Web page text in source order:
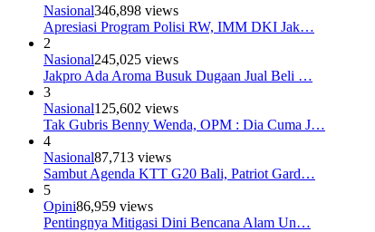
Nasional346,898 views
Apresiasi Program Polisi RW, IMM DKI Jak…
2
Nasional245,025 views
Jakpro Ada Aroma Busuk Dugaan Jual Beli …
3
Nasional125,602 views
Tak Gubris Benny Wenda, OPM : Dia Cuma J…
4
Nasional87,713 views
Sambut Agenda KTT G20 Bali, Patriot Gard…
5
Opini86,959 views
Pentingnya Mitigasi Dini Bencana Alam Un…